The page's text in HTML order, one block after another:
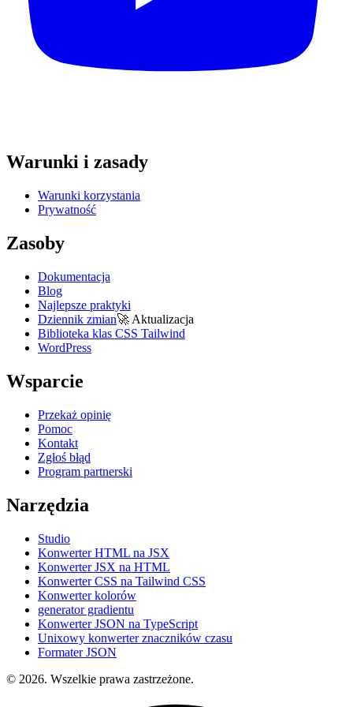
Warunki i zasady
Warunki korzystania
Prywatność
Zasoby
Dokumentacja
Blog
Najlepsze praktyki
Dziennik zmian🚀 Aktualizacja
Biblioteka klas CSS Tailwind
WordPress
Wsparcie
Przekaż opinię
Pomoc
Kontakt
Zgłoś błąd
Program partnerski
Narzędzia
Studio
Konwerter HTML na JSX
Konwerter JSX na HTML
Konwerter CSS na Tailwind CSS
Konwerter kolorów
generator gradientu
Konwerter JSON na TypeScript
Unixowy konwerter znaczników czasu
Formater JSON
© 2026. Wszelkie prawa zastrzeżone.